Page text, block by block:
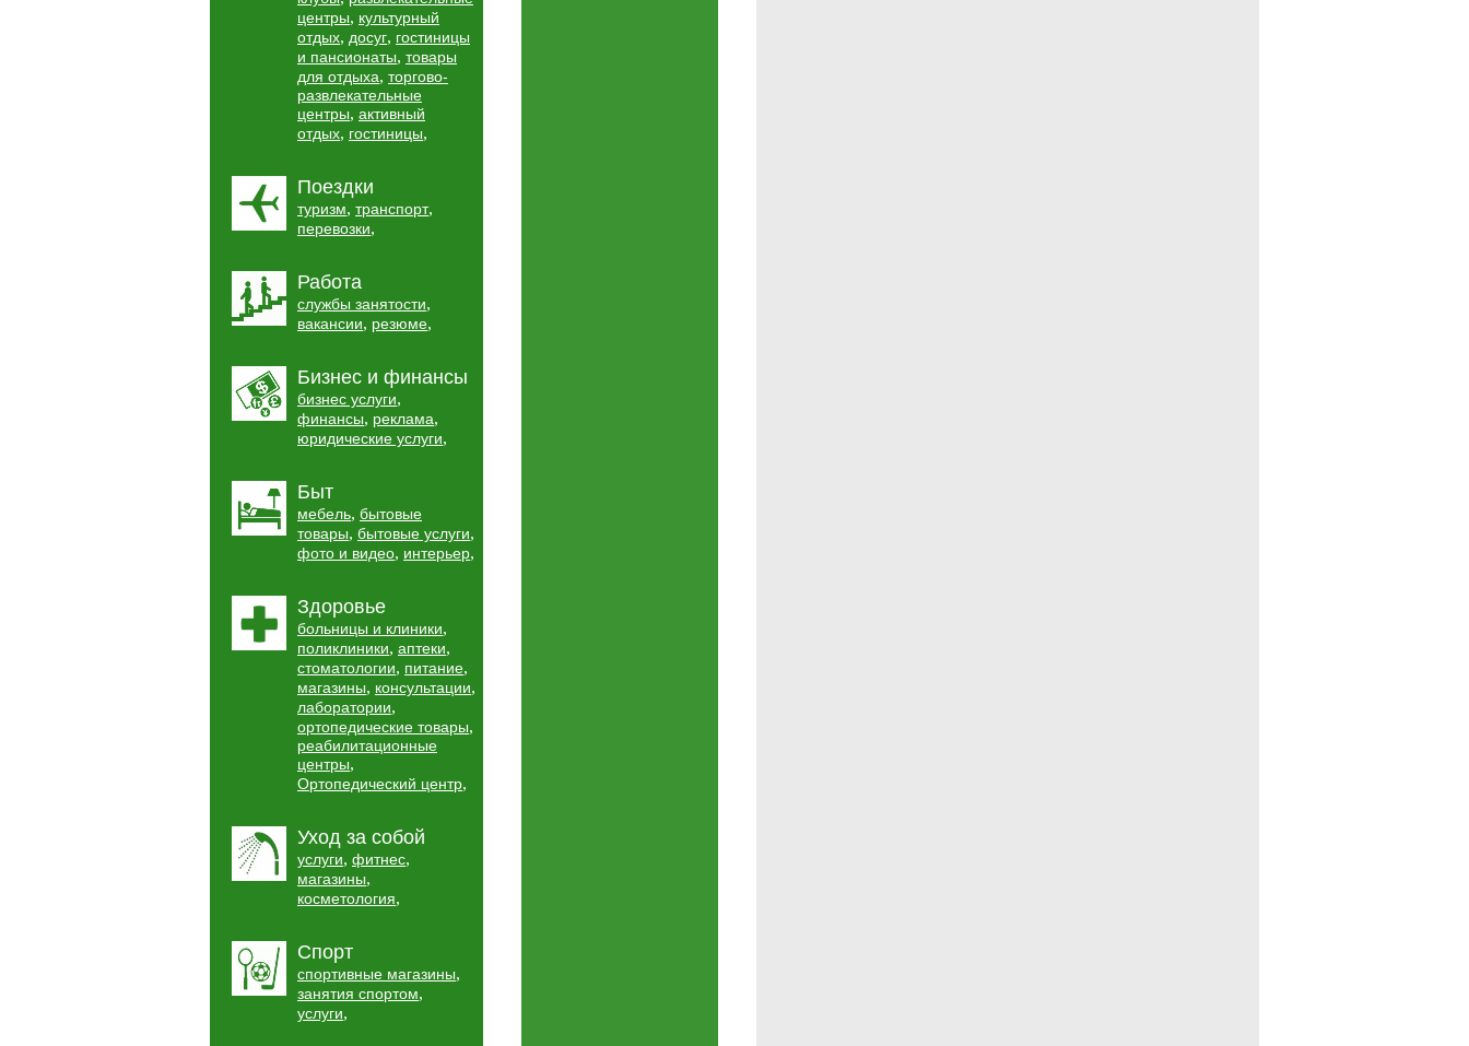
центры, культурный
отдых, досуг, гостиницы
и пансионаты, товары
для отдыха, торгово-
развлекательные
центры, активный
отдых, гостиницы,
Поездки
туризм, транспорт,
перевозки,
Работа
службы занятости,
вакансии, резюме,
Бизнес и финансы
бизнес услуги,
финансы, реклама,
юридические услуги,
Быт
мебель, бытовые
товары, бытовые услуги,
фото и видео, интерьер,
Здоровье
больницы и клиники,
поликлиники, аптеки,
стоматологии, питание,
магазины, консультации,
лаборатории,
ортопедические товары,
реабилитационные
центры,
Ортопедический центр,
Уход за собой
услуги, фитнес,
магазины,
косметология,
Спорт
спортивные магазины,
занятия спортом,
услуги,